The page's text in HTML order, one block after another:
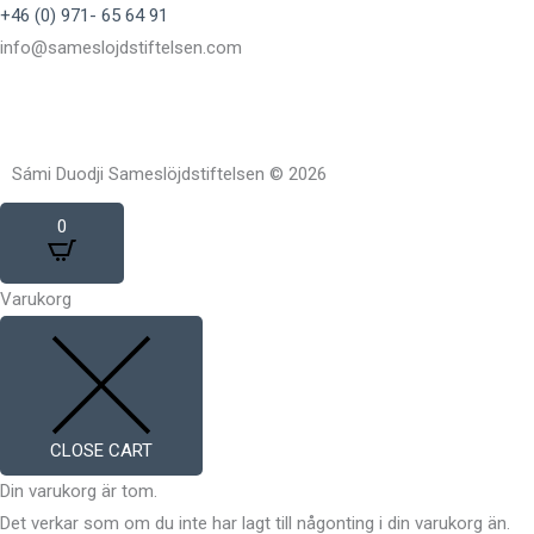
+46 (0) 971- 65 64 91
info@sameslojdstiftelsen.com
Sámi Duodji Sameslöjdstiftelsen © 2026
0
Varukorg
CLOSE CART
Din varukorg är tom.
Det verkar som om du inte har lagt till någonting i din varukorg än.